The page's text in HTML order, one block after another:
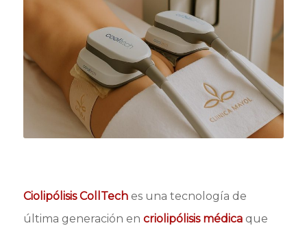
Ciolipólisis CollTeches una tecnología de
última generación en criolipólisis médicaque